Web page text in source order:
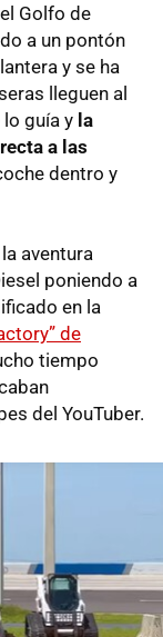
Golfo de
a un pontón
y se ha
lleguen al
guía y la
a las
dentro y
aventura
poniendo a
en la
de
tiempo
del YouTuber.